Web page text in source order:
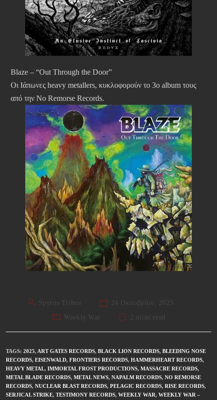
Blaze – “Out Through the Door”
Οι Ιάπωνες heavy metallers, κυκλοφορούν το 3ο album τους
από την No Remorse Records.
Spyros Tribos
24 Οκτωβρίου, 2025
Weekly War
2 mins read
TAGS: 2025, ART GATES RECORDS, BLACK LION RECORDS, BLEEDING NOSE
RECORDS, EISENWALD, FRONTIERS RECORDS, HAMMERHEART RECORDS,
HEAVY METAL, IMMORTAL FROST PRODUCTIONS, MASSACRE RECORDS,
METAL BLADE RECORDS, METAL NEWS, NAPALM RECORDS, NO REMORSE
RECORDS, NUCLEAR BLAST RECORDS, PELAGIC RECORDS, RISE RECORDS,
SERJICAL STRIKE, TESTIMONY RECORDS, WEEKLY WAR, WEEKLY WAR –